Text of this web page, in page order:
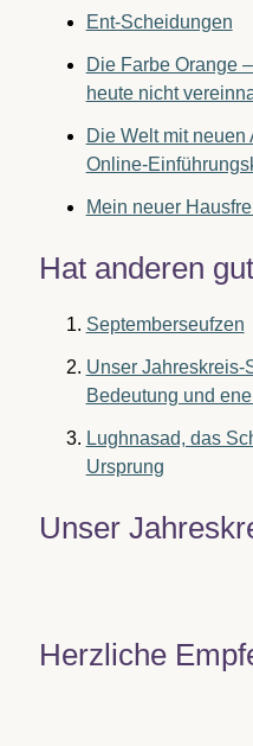
Ent-Scheidungen
Die Farbe Orange
heute nicht
Die Welt mit
Online-
Mein neuer
Hat anderen
Septemberseufzen
Unser Jahreskreis-
Bedeutung und
Lughnasad, das
Ursprung
Unser
Herzliche